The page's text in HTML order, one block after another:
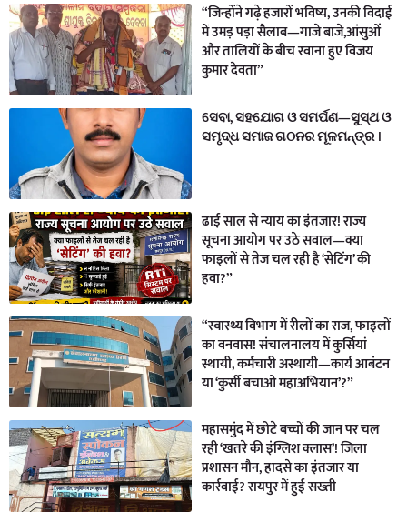
“जिन्होंने गढ़े हजारों भविष्य, उनकी विदाई
में उमड़ पड़ा सैलाब—गाजे बाजे,आंसुओं
और तालियों के बीच रवाना हुए विजय
कुमार देवता”
ସେବା, ସହଯୋଗ ଓ ସମର୍ପଣ—ସୁସ୍ଥ ଓ
ସମୃଦ୍ଧ ସମାଜ ଗଠନର ମୂଳମନ୍ତ୍ର ।
ढाई साल से न्याय का इंतजार! राज्य
सूचना आयोग पर उठे सवाल—क्या
फाइलों से तेज चल रही है ‘सेटिंग’ की
हवा?”
“स्वास्थ्य विभाग में रीलों का राज, फाइलों
का वनवास! संचालनालय में कुर्सियां
स्थायी, कर्मचारी अस्थायी—कार्य आबंटन
या ‘कुर्सी बचाओ महाअभियान’?”
महासमुंद में छोटे बच्चों की जान पर चल
रही ‘खतरे की इंग्लिश क्लास’! जिला
प्रशासन मौन, हादसे का इंतजार या
कार्रवाई? रायपुर में हुई सख्ती